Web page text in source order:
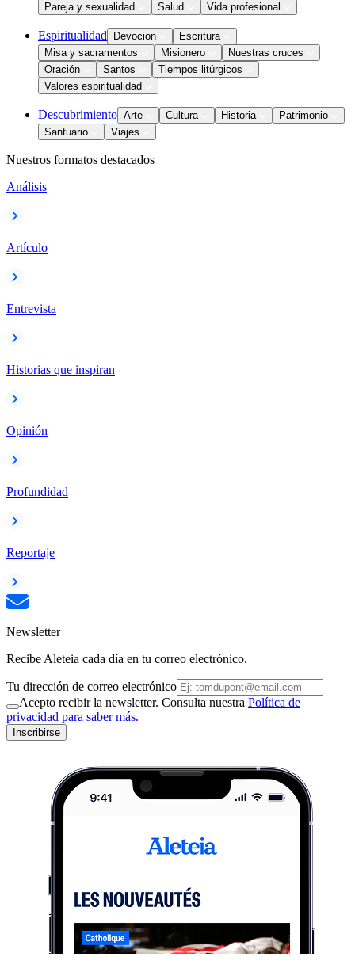
Pareja y sexualidad
Salud Vida profesional
Espiritualidad Devocion
Escritura
Misa y sacramentos
Misionero
Nuestras cruces
Oración
Santos
Tiempos litúrgicos
Valores espiritualidad
Descubrimiento Arte Cultura Historia
Patrimonio
Santuario
Viajes
Nuestros formatos destacados
Análisis
Artículo
Entrevista
Historias que inspiran
Opinión
Profundidad
Reportaje
Newsletter
Recibe Aleteia cada día en tu correo electrónico.
Tu dirección de correo electrónico
Acepto recibir la newsletter. Consulta nuestra Política de
privacidad para saber más.
Inscribirse